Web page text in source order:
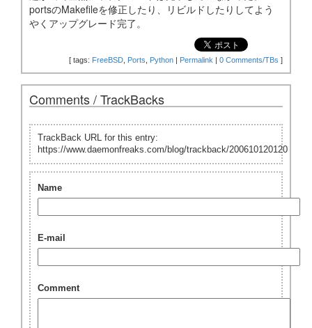
portsのMakefileを修正したり、リビルドしたりしてよう
やくアップグレード完了。
[ tags: FreeBSD Ports Python | Permalink | 0 Comments/TBs ]
Comments / TrackBacks
TrackBack URL for this entry:
https://www.daemonfreaks.com/blog/trackback/200610120120
Name
E-mail
Comment